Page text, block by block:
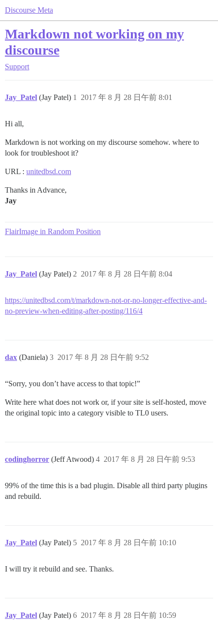
Discourse Meta
Markdown not working on my
discourse
Support
Jay_Patel (Jay Patel) 2017 年 8 月 28 日午前 8:01
1
Hi all,
Markdown is not working on my discourse somehow. where to
look for troubleshoot it?
URL : unitedbsd.com
Thanks in Advance,
Jay
FlairImage in Random Position
Jay_Patel (Jay Patel) 2017 年 8 月 28 日午前 8:04
2
https://unitedbsd.com/t/markdown-not-or-no-longer-effective-and-
no-preview-when-editing-after-posting/116/4
dax (Daniela) 2017 年 8 月 28 日午前 9:52
3
“Sorry, you don’t have access to that topic!”
Write here what does not work or, if your site is self-hosted, move
the original topic into a category visible to TL0 users.
codinghorror (Jeff Atwood) 2017 年 8 月 28 日午前 9:53
4
99% of the time this is a bad plugin. Disable all third party plugins
and rebuild.
Jay_Patel (Jay Patel) 2017 年 8 月 28 日午前 10:10
5
I will try it rebuild and see. Thanks.
Jay_Patel (Jay Patel) 2017 年 8 月 28 日午前 10:59
6